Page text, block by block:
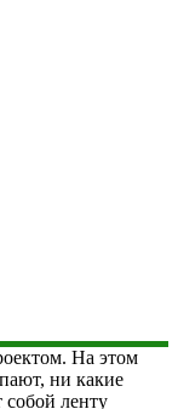
На этом
ни какие
собой ленту